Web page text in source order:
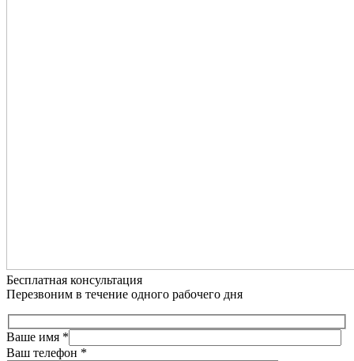
Бесплатная консультация
Перезвоним в течение одного рабочего дня
Ваше имя *
Ваш телефон *